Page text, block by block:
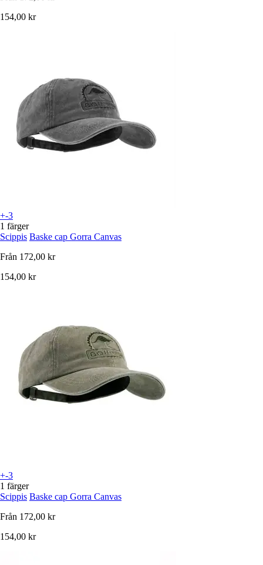
154,00 kr
+-3
1 färger
Scippis Baske cap Gorra Canvas
Från 172,00 kr
154,00 kr
+-3
1 färger
Scippis Baske cap Gorra Canvas
Från 172,00 kr
154,00 kr